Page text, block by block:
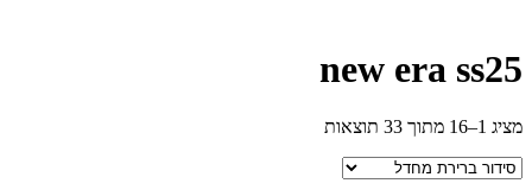
new era ss25
מציג 1–16 מתוך 33 תוצאות